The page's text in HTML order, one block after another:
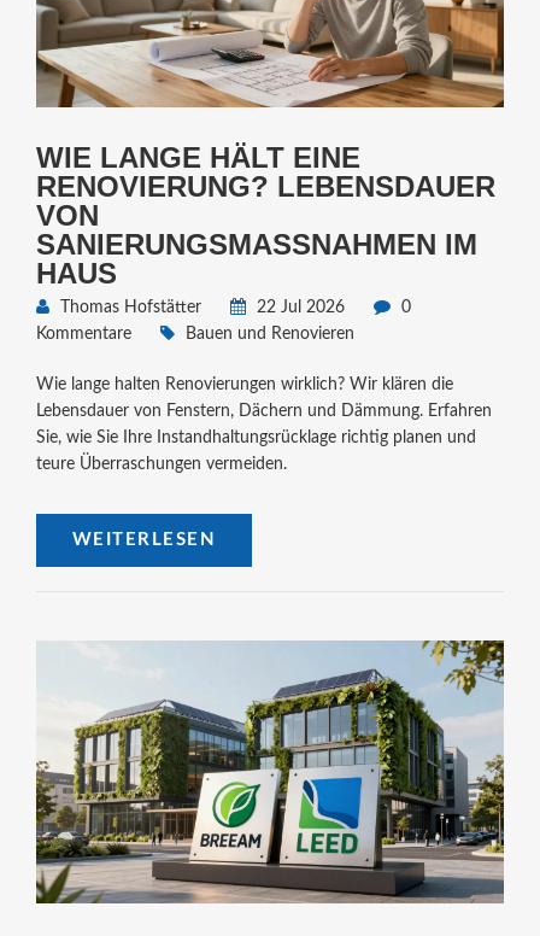
WIE LANGE HÄLT EINE
RENOVIERUNG? LEBENSDAUER
VON
SANIERUNGSMASSNAHMEN IM H
AUS
Thomas Hofstätter 22 Jul 2026
0
Kommentare
Bauen und Renovieren
Wie lange halten Renovierungen wirklich? Wir klären die
Lebensdauer von Fenstern, Dächern und Dämmung. Erfahren
Sie, wie Sie Ihre Instandhaltungsrücklage richtig planen und
teure Überraschungen vermeiden.
WEITERLESEN